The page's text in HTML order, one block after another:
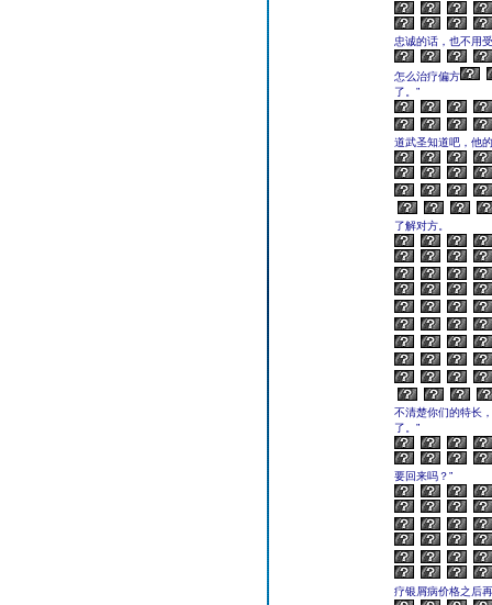
忠诚的话，也不用
怎么治疗偏方
了。”
道武圣知道吧，他
了解对方。
不清楚你们的特长
了。”
要回来吗？”
疗银屑病价格之后